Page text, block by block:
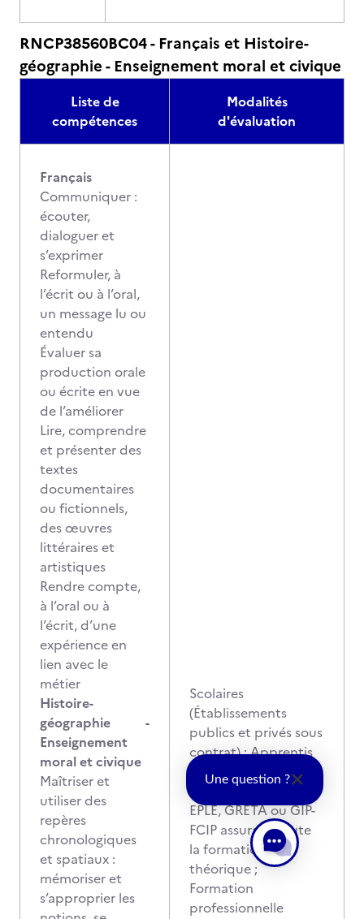
RNCP38560BC04 - Français et Histoire-
géographie - Enseignement moral et civique
Liste de
compétences
Modalités
d'évaluation
Français
Communiquer :
écouter,
dialoguer et
s’exprimer
Reformuler, à
l’écrit ou à l’oral,
un message lu ou
entendu
Évaluer sa
production orale
ou écrite en vue
de l’améliorer
Lire, comprendre
et présenter des
textes
documentaires
ou fictionnels,
des œuvres
littéraires et
artistiques
Rendre compte,
à l’oral ou à
l’écrit, d’une
expérience en
lien avec le
métier
Histoire-
géographie -
Enseignement
moral et civique
Maîtriser et
utiliser des
repères
chronologiques
et spatiaux :
mémoriser et
s’approprier les
Scolaires
(Établissements
publics et privés sous
contrat) ; Apprentis
en CFA habilité ou en
CFA porté par un
EPLE, GRETA ou GIP-
FCIP assurant toute
la formation
théorique ;
Formation
professionnelle
Une question ?